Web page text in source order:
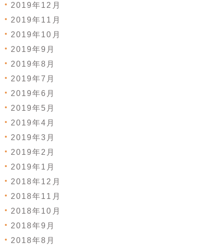
2019年12月
2019年11月
2019年10月
2019年9月
2019年8月
2019年7月
2019年6月
2019年5月
2019年4月
2019年3月
2019年2月
2019年1月
2018年12月
2018年11月
2018年10月
2018年9月
2018年8月